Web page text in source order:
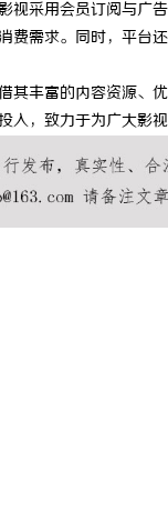
视采用会员订阅与广
费需求。同时，平台
其丰富的内容资源、
入，致力于为广大影
揭
哪